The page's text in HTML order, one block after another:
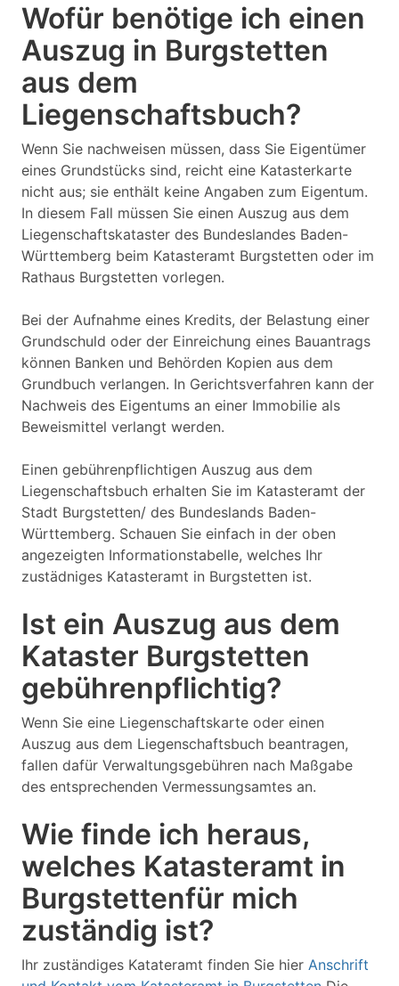
Wofür benötige ich einen
Auszug in Burgstetten
aus dem
Liegenschaftsbuch?
Wenn Sie nachweisen müssen, dass Sie Eigentümer
eines Grundstücks sind, reicht eine Katasterkarte
nicht aus; sie enthält keine Angaben zum Eigentum.
In diesem Fall müssen Sie einen Auszug aus dem
Liegenschaftskataster des Bundeslandes Baden-
Württemberg beim Katasteramt Burgstetten oder im
Rathaus Burgstetten vorlegen.
Bei der Aufnahme eines Kredits, der Belastung einer
Grundschuld oder der Einreichung eines Bauantrags
können Banken und Behörden Kopien aus dem
Grundbuch verlangen. In Gerichtsverfahren kann der
Nachweis des Eigentums an einer Immobilie als
Beweismittel verlangt werden.
Einen gebührenpflichtigen Auszug aus dem
Liegenschaftsbuch erhalten Sie im Katasteramt der
Stadt Burgstetten/ des Bundeslands Baden-
Württemberg. Schauen Sie einfach in der oben
angezeigten Informationstabelle, welches Ihr
zustädniges Katasteramt in Burgstetten ist.
Ist ein Auszug aus dem
Kataster Burgstetten
gebührenpflichtig?
Wenn Sie eine Liegenschaftskarte oder einen
Auszug aus dem Liegenschaftsbuch beantragen,
fallen dafür Verwaltungsgebühren nach Maßgabe
des entsprechenden Vermessungsamtes an.
Wie finde ich heraus,
welches Katasteramt in
Burgstettenfür mich
zuständig ist?
Ihr zuständiges Katateramt finden Sie hier Anschrift